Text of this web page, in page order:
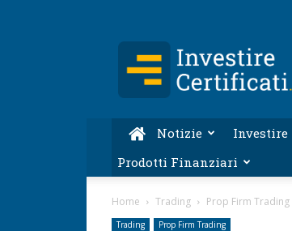
Certificati.it
Notizie Investire
Prodotti Finanziari
Home Trading Prop Firm Trading
Trading Prop Firm Trading